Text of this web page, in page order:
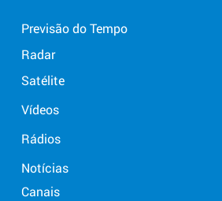
Previsão do Tempo
Radar
Satélite
Vídeos
Rádios
Notícias
Canais